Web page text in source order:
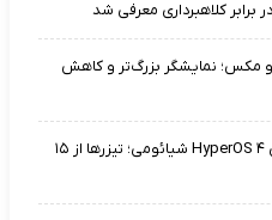
آیفون ۲۰ پرو و پرو مکس؛ نمایشگر بزرگ‌تر و کاهش
زمان احتمالی ورود نسخه آزمایشی HyperOS ۴ شیائومی؛ تیزرها از ۱۵